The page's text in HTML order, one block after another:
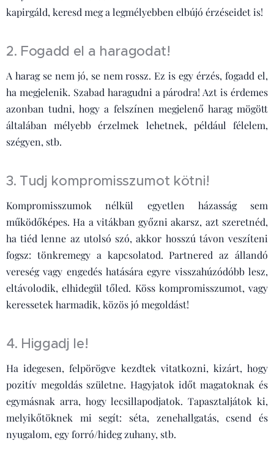
kapirgáld, keresd meg a legmélyebben elbújó érzéseidet is!
2. Fogadd el a haragodat!
A harag se nem jó, se nem rossz. Ez is egy érzés, fogadd el,
ha megjelenik. Szabad haragudni a párodra! Azt is érdemes
azonban tudni, hogy a felszínen megjelenő harag mögött
általában mélyebb érzelmek lehetnek, például félelem,
szégyen, stb.
3. Tudj kompromisszumot kötni!
Kompromisszumok nélkül egyetlen házasság sem
működőképes. Ha a vitákban győzni akarsz, azt szeretnéd,
ha tiéd lenne az utolsó szó, akkor hosszú távon veszíteni
fogsz: tönkremegy a kapcsolatod. Partnered az állandó
vereség vagy engedés hatására egyre visszahúzódóbb lesz,
eltávolodik, elhidegül tőled. Köss kompromisszumot, vagy
keressetek harmadik, közös jó megoldást!
4. Higgadj le!
Ha idegesen, felpörögve kezdtek vitatkozni, kizárt, hogy
pozitív megoldás születne. Hagyjatok időt magatoknak és
egymásnak arra, hogy lecsillapodjatok. Tapasztaljátok ki,
melyikőtöknek mi segít: séta, zenehallgatás, csend és
nyugalom, egy forró/hideg zuhany, stb.